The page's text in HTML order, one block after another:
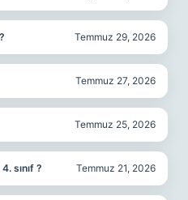
Temmuz 29, 2026
Temmuz 27, 2026
Temmuz 25, 2026
sınıf ? Temmuz 21, 2026